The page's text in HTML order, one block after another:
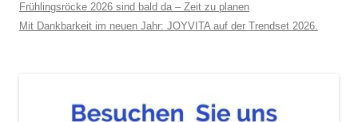
Frühlingsröcke 2026 sind bald da – Zeit zu planen
Mit Dankbarkeit im neuen Jahr: JOYVITA auf der Trendset 2026.